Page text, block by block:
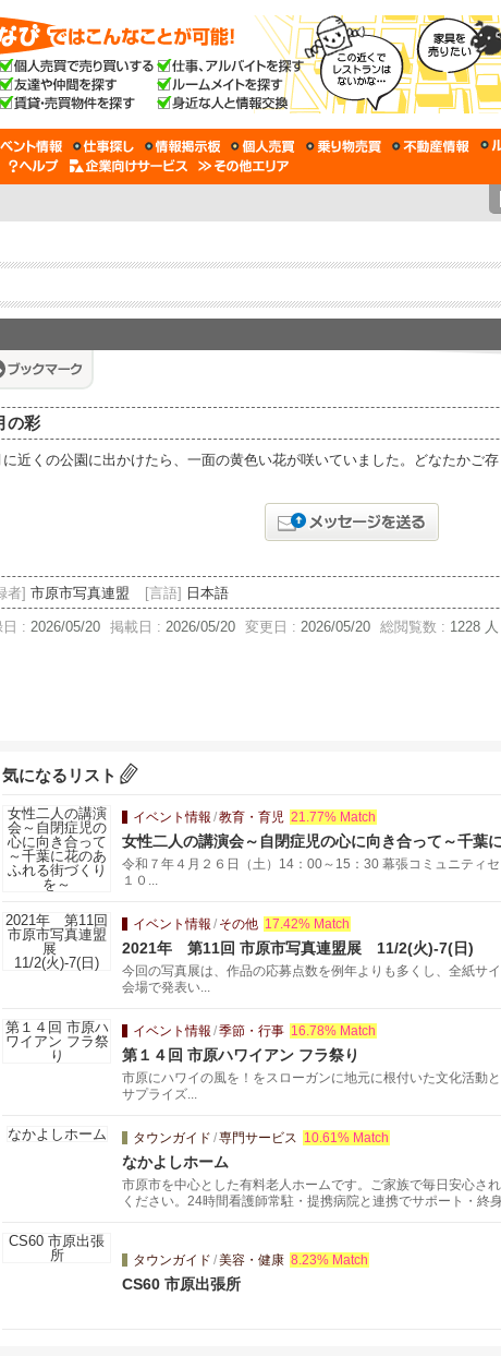
の彩
に近くの公園に出かけたら、一面の黄色い花が咲いていました。どなたかご存
者] 市原市写真連盟 [言語] 日本語
日 : 2026/05/20 掲載日 : 2026/05/20 変更日 : 2026/05/20 総閲覧数 : 1228 人
気になるリスト
イベント情報 /教育・育児 21.77% Match
女性二人の講演会～自閉症児の心に向き合って～千葉
令和７年４月２６日（土）14：00～15：30 幕張コミュニティ
１０...
イベント情報 / その他 17.42% Match
2021年 第11回 市原市写真連盟展 11/2(火)-7(日)
今回の写真展は、作品の応募点数を例年よりも多くし、全紙サ
会場で発表い...
イベント情報 /季節・行事 16.78% Match
第１４回 市原ハワイアン フラ祭り
市原にハワイの風を！をスローガンに地元に根付いた文化活動
サプライズ...
タウンガイド /専門サービス 10.61% Match
なかよしホーム
市原市を中心とした有料老人ホームです。ご家族で毎日安心さ
ください。24時間看護師常駐・提携病院と連携でサポート・終
タウンガイド /美容・健康 8.23% Match
CS60 市原出張所